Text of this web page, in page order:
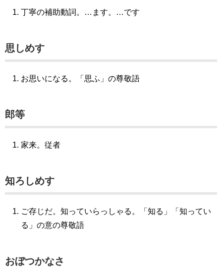
丁寧の補助動詞。…ます。…です
思しめす
お思いになる。「思ふ」の尊敬語
郎等
家来。従者
知ろしめす
ご存じだ。知っていらっしゃる。「知る」「知ってい
る」の意の尊敬語
おぼつかなさ